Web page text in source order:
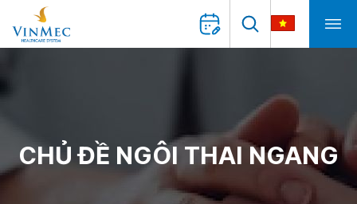
CHỦ ĐỀ NGÔI THAI NGANG